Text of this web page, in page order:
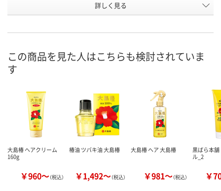
WRN6520 RE41418
お届け日
ついてご連絡いたし
ご注文後、お届けに
ついてご連絡いたし
8月11日（火）
数量
カゴへ
数量
カゴへ カ
詳しく見る
この商品を見た人はこちらも検討されていま
す
大島椿 ヘアクリーム
160g
￥960～（税込）
椿油 ツバキ油 大島椿
￥1,492～（税込）
大島椿 ヘア 大島椿
￥981～（税込）
黒ばら本
ル_2
￥